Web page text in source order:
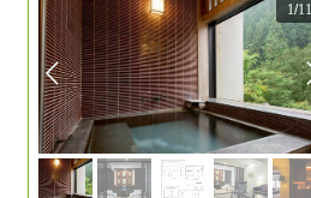
1/11